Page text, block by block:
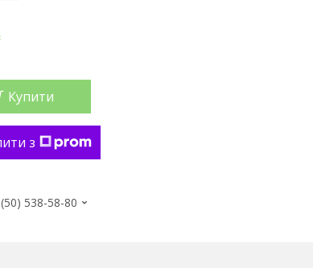
Купити
з
538-58-80